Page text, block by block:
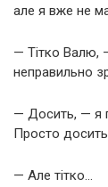
але я вже не
— Тітко Валю,
неправильно
— Досить, — я
Просто
— Але тітко…